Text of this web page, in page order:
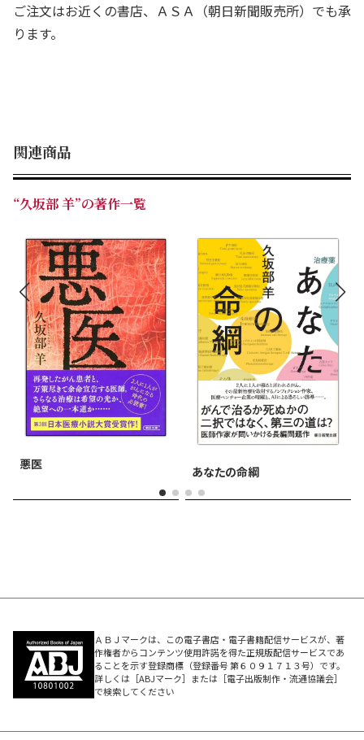
たい医師は、どのような治療を選択すればよいのか。そこ
にある葛藤と逡巡。
ご注文はお近くの書店、ＡＳＡ（朝日新聞販売所）でも承
ります。
関連商品
“久坂部 羊”の著作一覧
悪医
あなたの命綱
ＡＢＪマークは、この電子書店・電子書籍配信サービスが、著
作権者からコンテンツ使用許諾を得た正規版配信サービスであ
ることを示す登録商標（登録番号 第６０９１７１３号）です。
詳しくは［ABJマーク］または［電子出版制作・流通協議会］
で検索してください